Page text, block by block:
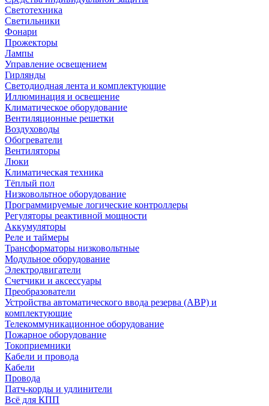
Светотехника
Светильники
Фонари
Прожекторы
Лампы
Управление освещением
Гирлянды
Светодиодная лента и комплектующие
Иллюминация и освещение
Климатическое оборудование
Вентиляционные решетки
Воздуховоды
Обогреватели
Вентиляторы
Люки
Климатическая техника
Тёплый пол
Низковольтное оборудование
Программируемые логические контроллеры
Регуляторы реактивной мощности
Аккумуляторы
Реле и таймеры
Трансформаторы низковольтные
Модульное оборудование
Электродвигатели
Счетчики и аксессуары
Преобразователи
Устройства автоматического ввода резерва (АВР) и
комплектующие
Телекоммуникационное оборудование
Пожарное оборудование
Токоприемники
Кабели и провода
Кабели
Провода
Патч-корды и удлинители
Всё для КПП